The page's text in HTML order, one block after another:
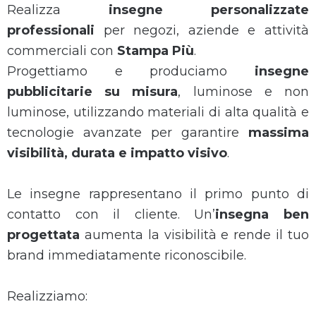
Realizza insegne personalizzate
professionali per negozi, aziende e attività
commerciali con Stampa Più.
Progettiamo e produciamo insegne
pubblicitarie su misura, luminose e non
luminose, utilizzando materiali di alta qualità e
tecnologie avanzate per garantire massima
visibilità, durata e impatto visivo.
Le insegne rappresentano il primo punto di
contatto con il cliente. Un’insegna ben
progettata aumenta la visibilità e rende il tuo
brand immediatamente riconoscibile.
Realizziamo: